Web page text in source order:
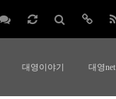
대영이야기 대영net